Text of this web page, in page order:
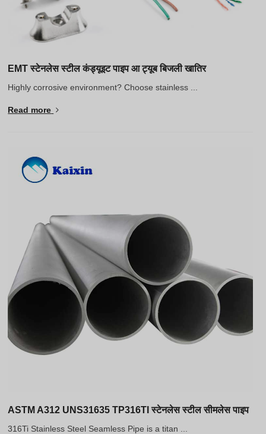
Xhosa
EMT स्टेनलेस स्टील कंड्यूइट पाइप आ ट्यूब बिजली खातिर
Highly corrosive environment? Choose stainless ...
Read more
ASTM A312 UNS31635 TP316TI स्टेनलेस स्टील सीमलेस पाइप
316Ti Stainless Steel Seamless Pipe is a titan ...